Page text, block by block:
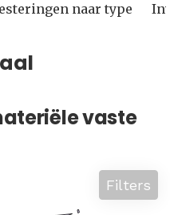
naar type
vaste
Filters